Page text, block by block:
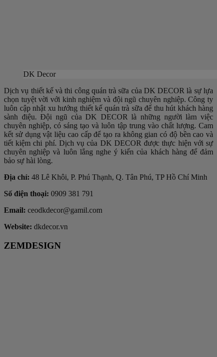
DK Decor
Dịch vụ thiết kế và thi công quán trà sữa của DK DECOR là sự lựa
chọn tuyệt vời với kinh nghiệm và đội ngũ chuyên nghiệp. Công ty
luôn cập nhật xu hướng thiết kế quán trà sữa để thu hút khách hàng
sành điệu. Đội ngũ của DK DECOR là những người làm việc
chuyên nghiệp, có sáng tạo và luôn tập trung vào chất lượng. Cam
kết sử dụng vật liệu cao cấp để tạo ra không gian có độ bền cao và
tiết kiệm chi phí. Dịch vụ của DK DECOR được thực hiện với sự
chuyên nghiệp và luôn lắng nghe ý kiến của khách hàng để đảm
bảo sự hài lòng.
Địa chỉ: 48 Lê Khôi, P. Phú Thạnh, Q. Tân Phú, TP Hồ Chí Minh
Số điện thoại: 0909 381 791
Email: ceodkdecor@gamil.com
Website: dkdecor.vn
ZEMDESIGN